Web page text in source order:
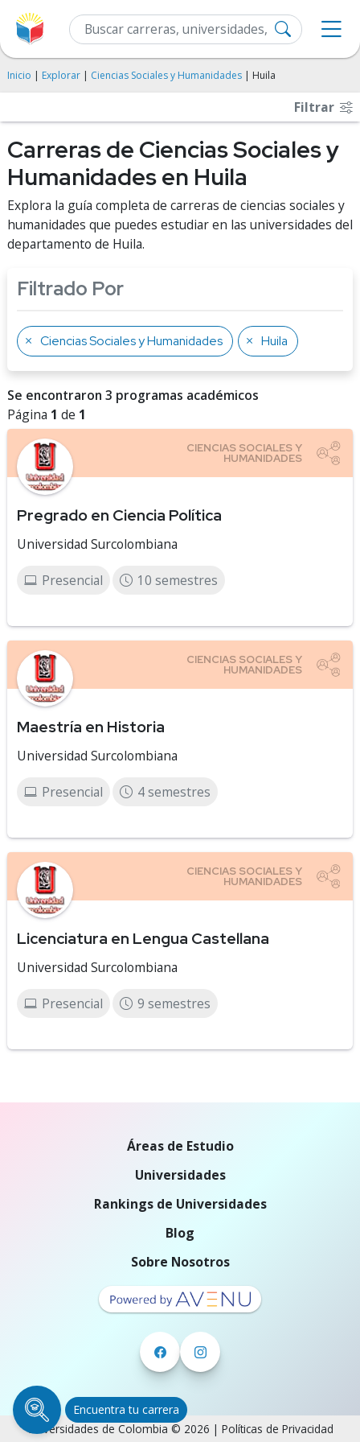
Inicio | Explorar | Ciencias Sociales y Humanidades | Huila
Filtrar
Carreras de Ciencias Sociales y
Humanidades en Huila
Explora la guía completa de carreras de ciencias sociales y
humanidades que puedes estudiar en las universidades del
departamento de Huila.
Filtrado Por
Ciencias Sociales y Humanidades Huila
Se encontraron 3 programas académicos
Página 1 de 1
Pregrado en Ciencia Política
Universidad Surcolombiana
Presencial 10 semestres
Maestría en Historia
Universidad Surcolombiana
Presencial 4 semestres
Licenciatura en Lengua Castellana
Universidad Surcolombiana
Presencial 9 semestres
Encuentra tu carrera
Áreas de Estudio
Universidades
Rankings de Universidades
Blog
Sobre Nosotros
Universidades de Colombia © 2026 | Políticas de Privacidad